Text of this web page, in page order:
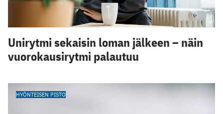
Unirytmi sekaisin loman jälkeen – näin
vuorokausirytmi palautuu
HYÖNTEISEN PISTO